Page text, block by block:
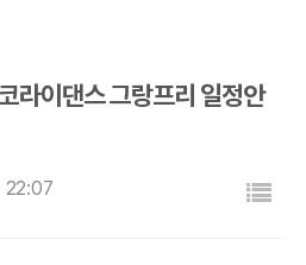
이댄스 그랑프리 일정안
22:07